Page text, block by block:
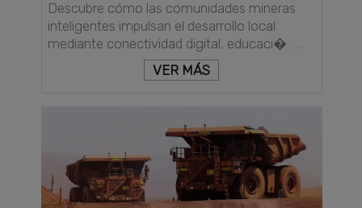
Descubre cómo las comunidades mineras
inteligentes impulsan el desarrollo local
mediante conectividad digital, educaci� . . .
VER MÁS